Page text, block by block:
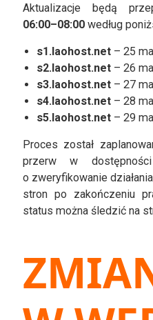
Aktualizacje będą
06:00–08:00według
s1.laohost.net– 25
s2.laohost.net– 26
s3.laohost.net– 27
s4.laohost.net– 28
s5.laohost.net– 29
Proces został
przerw w
o zweryfikowanie
stron po zakończeniu
status można śledzić na